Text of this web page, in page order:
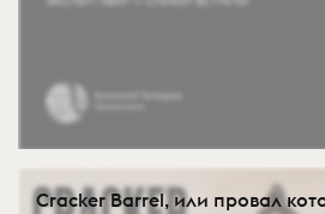
Cracker Barrel, или провал